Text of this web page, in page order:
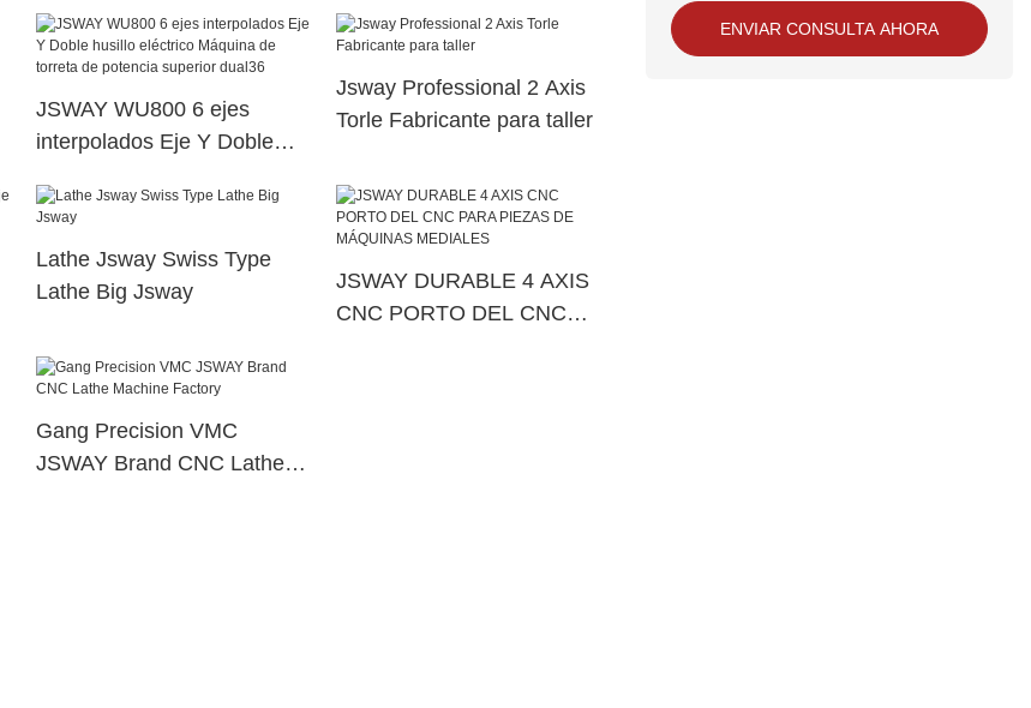
trabajo
JSWAY WU800 6 ejes
interpolados Eje Y Doble
torreta de potencia superior
Jsway Professional 2 Axis
Torle Fabricante para taller
Lathe Jsway Swiss Type
Lathe Big Jsway
JSWAY DURABLE 4 AXIS
CNC PORTO DEL CNC
Gang Precision VMC
JSWAY Brand CNC Lathe
ENVIAR CONSULTA AHORA